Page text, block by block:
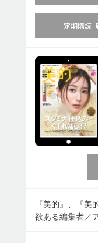
定期購読
『美的』、『美
欲ある編集者／